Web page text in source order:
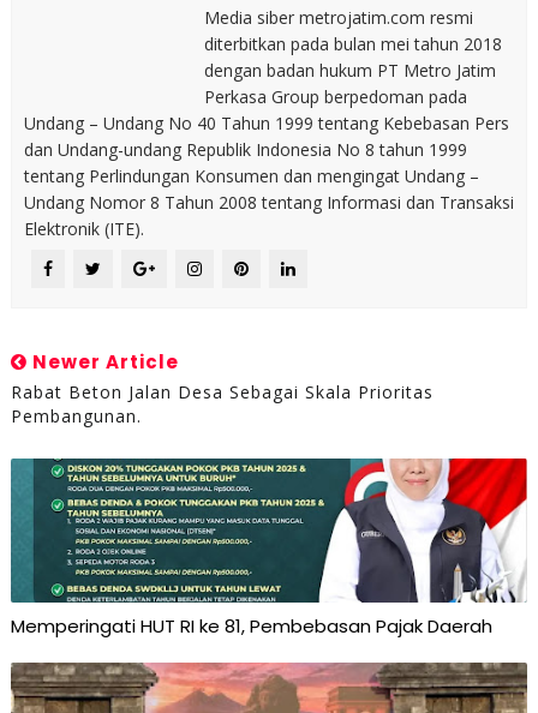
Media siber metrojatim.com resmi
diterbitkan pada bulan mei tahun 2018
dengan badan hukum PT Metro Jatim
Perkasa Group berpedoman pada
Undang – Undang No 40 Tahun 1999 tentang Kebebasan Pers
dan Undang-undang Republik Indonesia No 8 tahun 1999
tentang Perlindungan Konsumen dan mengingat Undang –
Undang Nomor 8 Tahun 2008 tentang Informasi dan Transaksi
Elektronik (ITE).
Newer Article
Rabat Beton Jalan Desa Sebagai Skala Prioritas
Pembangunan.
Memperingati HUT RI ke 81, Pembebasan Pajak Daerah